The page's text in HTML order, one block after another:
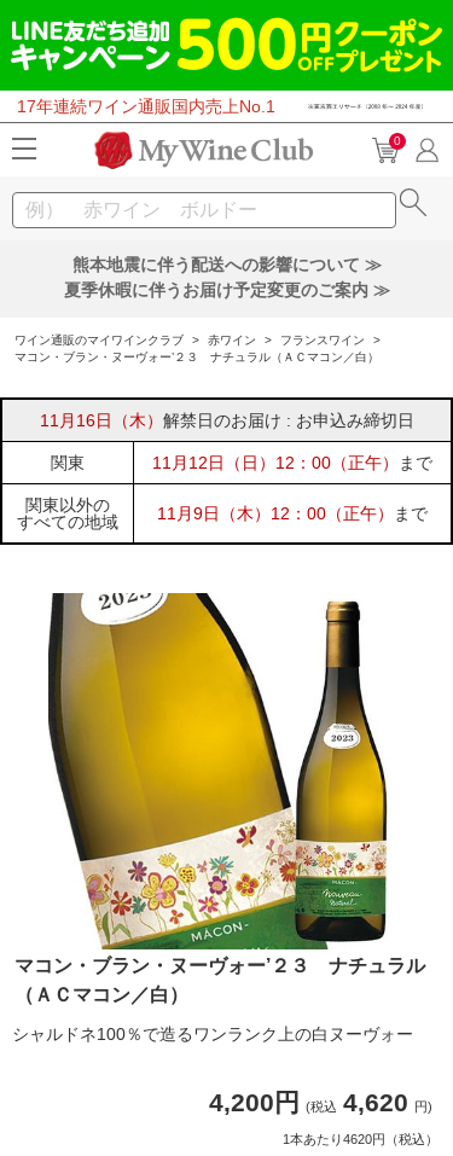
17年連続ワイン通販国内売上No.1
0
熊本地震に伴う配送への影響について ≫
夏季休暇に伴うお届け予定変更のご案内 ≫
ワイン通販のマイワインクラブ > 赤ワイン > フランスワイン
>
マコン・ブラン・ヌーヴォー’２３ ナチュラル（ＡＣマコン／白）
11月16日（木） 解禁日のお届け : お申込み締切日
関東 11月12日（日）12：00（正午） まで
関東以外の
すべての地域
11月9日（木）12：00（正午） まで
マコン・ブラン・ヌーヴォー’２３ ナチュラル
（ＡＣマコン／白）
シャルドネ100％で造るワンランク上の白ヌーヴォー
4,200円 (税込 4,620 円)
1本あたり4620円（税込）